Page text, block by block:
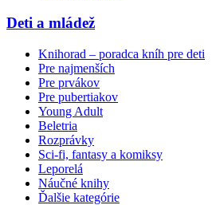
Deti a mládež
Knihorad – poradca kníh pre deti
Pre najmenších
Pre prvákov
Pre pubertiakov
Young Adult
Beletria
Rozprávky
Sci-fi, fantasy a komiksy
Leporelá
Náučné knihy
Ďalšie kategórie